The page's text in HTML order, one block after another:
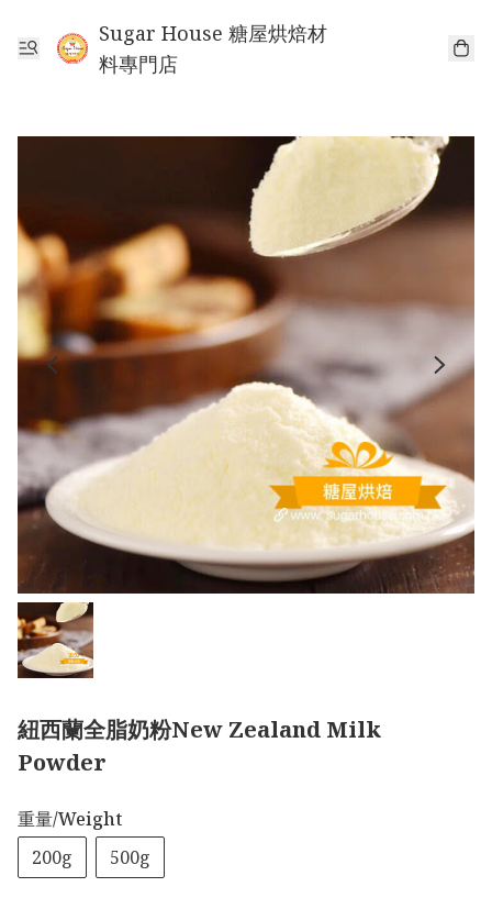
Sugar House 糖屋烘焙材
料專門店
紐西蘭全脂奶粉New Zealand Milk
Powder
重量/Weight
200g
500g